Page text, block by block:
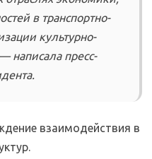
в транспортно-
культурно-
написала пресс-
взаимодействия в